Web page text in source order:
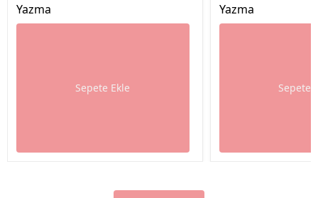
Yazma
Sepete Ekle
Yazma
Sepete